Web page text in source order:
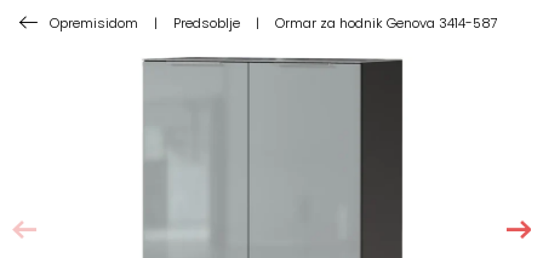
Opremisidom | Predsoblje | Ormar za hodnik Genova 3414-587